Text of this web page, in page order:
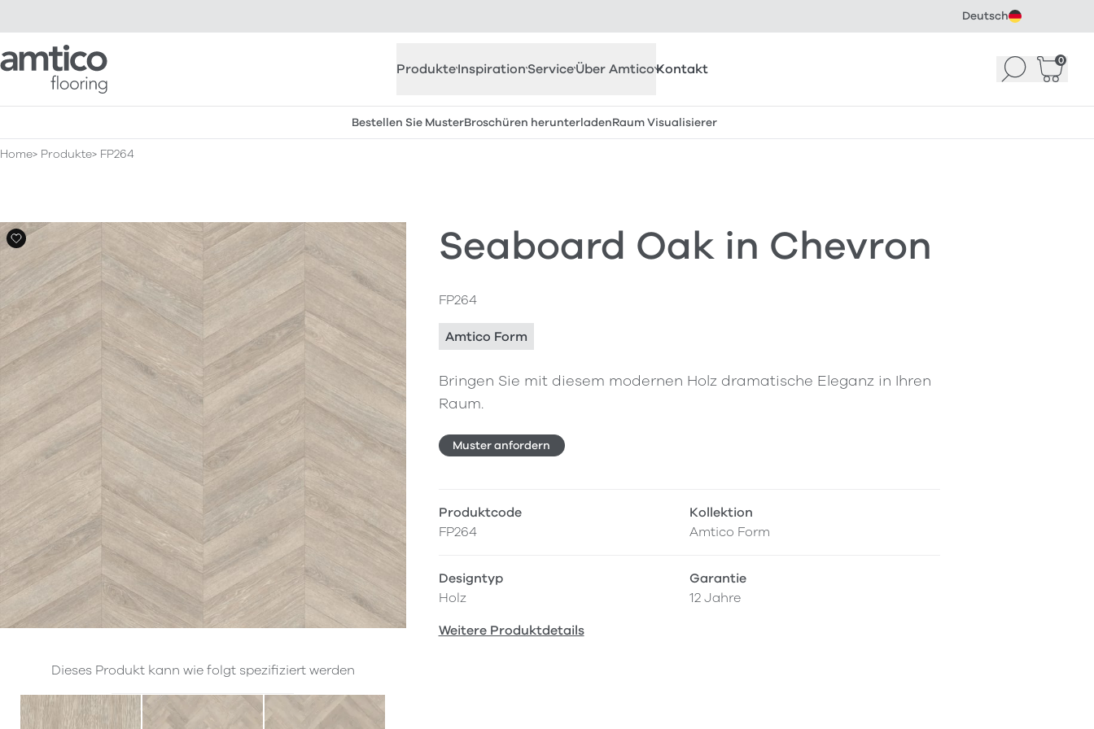
Deutsch
Amtico Flooring
ProdukteInspirationServiceÜber AmticoKontakt Suchen 0
Bestellen Sie MusterBroschüren herunterladenRaum Visualisierer
Home Produkte FP264
Seaboard Oak in Chevron
FP264
Amtico Form
Bringen Sie mit diesem modernen Holz dramatische Eleganz in Ihren
Raum.
Muster anfordern
Dieses Produkt kann wie folgt spezifiziert werden
Produktcode
FP264
Kollektion
Amtico Form
Designtyp
Holz
Garantie
12 Jahre
Weitere Produktdetails